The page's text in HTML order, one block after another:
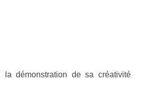
démonstration de sa créativité